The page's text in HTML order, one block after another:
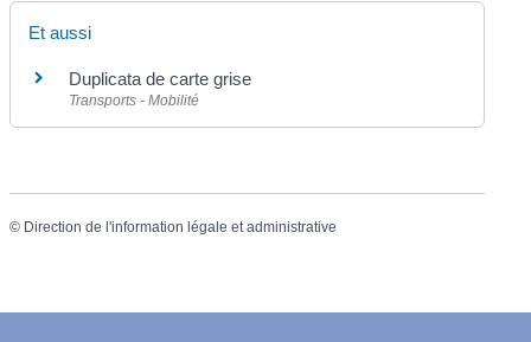
Et aussi
Duplicata de carte grise
Transports - Mobilité
© Direction de l'information légale et administrative